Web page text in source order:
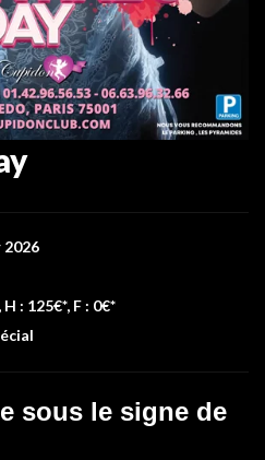
2026
H : 125€*, F : 0€*
sous le signe de